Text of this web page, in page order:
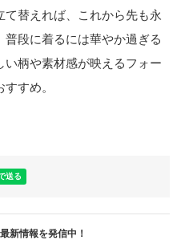
て替えれば、これから先も永
普段に着るには華やか過ぎる
柄や素材感が映えるフォー
すめ。
新情報を発信中！